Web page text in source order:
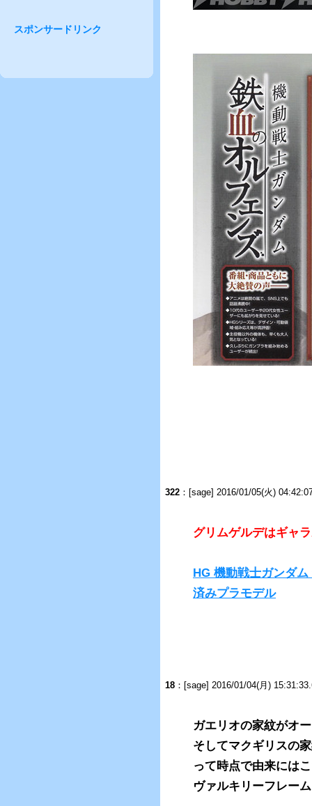
322 ：[sage] 2016/01/05(火)
グリムゲルデはギャ
HG 機動戦士ガンダ
済みプラモデル
18 ：[sage] 2016/01/04(月)
ガエリオの家紋がオ
そしてマクギリスの
って時点で由来には
ヴァルキリーフレー
スポンサードリンク